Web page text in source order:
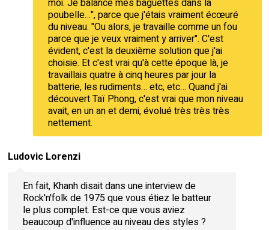
poubelle…", parce que j'étais vraiment écœuré
du niveau. "Ou alors, je travaille comme un fou
parce que je veux vraiment y arriver". C'est
évident, c'est la deuxième solution que j'ai
choisie. Et c'est vrai qu'à cette époque là, je
travaillais quatre à cinq heures par jour la
batterie, les rudiments… etc, etc… Quand j'ai
découvert Taï Phong, c'est vrai que mon niveau
avait, en un an et demi, évolué très très très
nettement.
Ludovic Lorenzi
En fait, Khanh disait dans une interview de
Rock'n'folk de 1975 que vous étiez le batteur
le plus complet. Est-ce que vous aviez
beaucoup d'influence au niveau des styles ?